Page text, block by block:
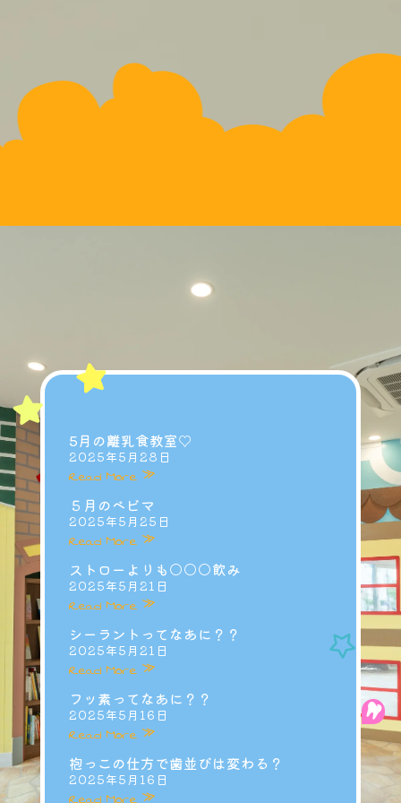
5月の離乳食教室♡
2025年5月28日
Read More »
５月のベビマ
2025年5月25日
Read More »
ストローよりも○○○飲み
2025年5月21日
Read More »
シーラントってなあに？？
2025年5月21日
Read More »
フッ素ってなあに？？
2025年5月16日
Read More »
抱っこの仕方で歯並びは変わる？
2025年5月16日